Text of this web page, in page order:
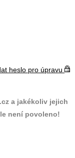
heslo pro úpravu
a jakékoliv jejich
není povoleno!